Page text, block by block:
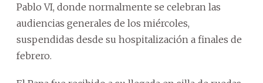
Pablo VI, donde normalmente se celebran las
audiencias generales de los miércoles,
suspendidas desde su hospitalización a finales de
febrero.